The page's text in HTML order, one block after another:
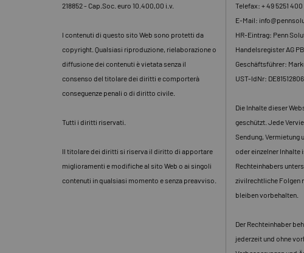
218852 - Cap.Soc. euro 10.400,00 i.v.
I contenuti di questo sito Web sono protetti da
copyright. Qualsiasi riproduzione, rielaborazione o
diffusione dei contenuti è vietata senza il
consenso del titolare dei diritti e comporterà
conseguenze penali o di diritto civile.
Tutti i diritti riservati.
Il titolare dei diritti si riserva il diritto di apportare
miglioramenti e modifiche al sito Web o ai singoli
contenuti in qualsiasi momento e senza preavviso.
Telefax: + 49 5251
E-Mail:
HR-Eintrag: Penn
Handelsregister AG
Geschäftsführer:
UST-IdNr:
Die Inhalte dieser
geschützt. Jede
Sendung, Vermietung
oder einzelner Inhalte
Rechteinhabers
zivilrechtliche Folgen
bleiben vorbehalten.
Der Rechteinhaber
jederzeit und ohne